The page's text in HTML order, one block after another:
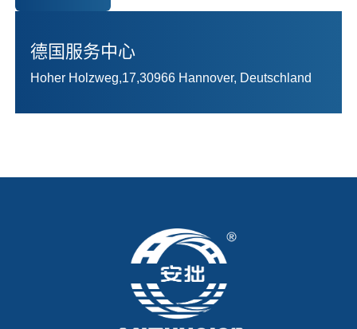
德国服务中心
Hoher Holzweg,17,30966 Hannover, Deutschland